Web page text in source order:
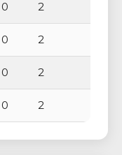
0 2
0 2
0 2
0 2